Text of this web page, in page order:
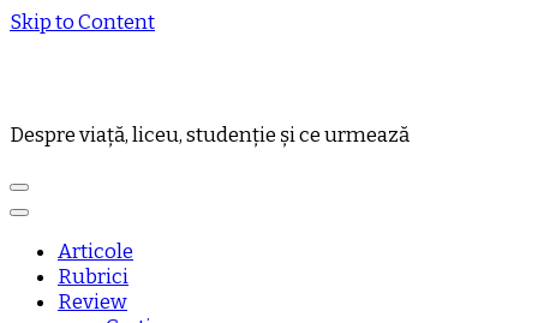
Skip to Content
Despre viață, liceu, studenție și ce urmează
Articole
Rubrici
Review